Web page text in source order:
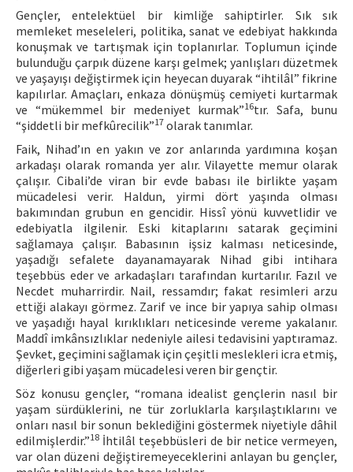
Gençler, entelektüel bir kimliğe sahiptirler. Sık sık
memleket meseleleri, politika, sanat ve edebiyat hakkında
konuşmak ve tartışmak için toplanırlar. Toplumun içinde
bulunduğu çarpık düzene karşı gelmek; yanlışları düzetmek
ve yaşayışı değiştirmek için heyecan duyarak “ihtilâl” fikrine
kapılırlar. Amaçları, enkaza dönüşmüş cemiyeti kurtarmak
ve “mükemmel bir medeniyet kurmak”16tır. Safa, bunu
“şiddetli bir mefkûrecilik”17 olarak tanımlar.
Faik, Nihad’ın en yakın ve zor anlarında yardımına koşan
arkadaşı olarak romanda yer alır. Vilayette memur olarak
çalışır. Cibali’de viran bir evde babası ile birlikte yaşam
mücadelesi verir. Haldun, yirmi dört yaşında olması
bakımından grubun en gencidir. Hissî yönü kuvvetlidir ve
edebiyatla ilgilenir. Eski kitaplarını satarak geçimini
sağlamaya çalışır. Babasının işsiz kalması neticesinde,
yaşadığı sefalete dayanamayarak Nihad gibi intihara
teşebbüs eder ve arkadaşları tarafından kurtarılır. Fazıl ve
Necdet muharrirdir. Nail, ressamdır; fakat resimleri arzu
ettiği alakayı görmez. Zarif ve ince bir yapıya sahip olması
ve yaşadığı hayal kırıklıkları neticesinde vereme yakalanır.
Maddî imkânsızlıklar nedeniyle ailesi tedavisini yaptıramaz.
Şevket, geçimini sağlamak için çeşitli meslekleri icra etmiş,
diğerleri gibi yaşam mücadelesi veren bir gençtir.
Söz konusu gençler, “romana idealist gençlerin nasıl bir
yaşam sürdüklerini, ne tür zorluklarla karşılaştıklarını ve
onları nasıl bir sonun beklediğini göstermek niyetiyle dâhil
edilmişlerdir.”18 İhtilâl teşebbüsleri de bir netice vermeyen,
var olan düzeni değiştiremeyeceklerini anlayan bu gençler,